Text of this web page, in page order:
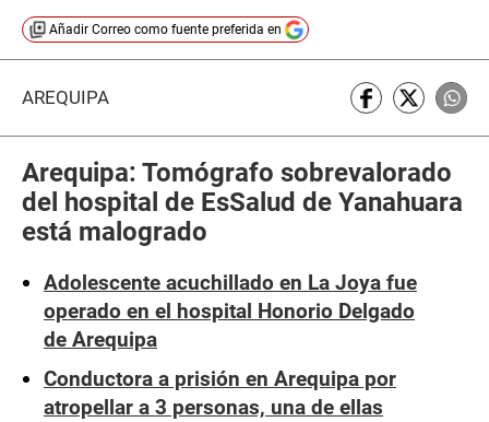
Añadir Correo como fuente preferida en
AREQUIPA
Arequipa: Tomógrafo sobrevalorado
del hospital de EsSalud de Yanahuara
está malogrado
Adolescente acuchillado en La Joya fue
operado en el hospital Honorio Delgado
de Arequipa
Conductora a prisión en Arequipa por
atropellar a 3 personas, una de ellas